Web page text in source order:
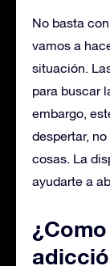
No basta
vamos a
situación.
para buscar
embargo,
despertar,
cosas. La
ayudarte a